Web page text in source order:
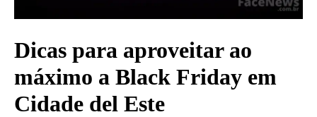
Dicas para aproveitar ao
máximo a Black Friday em
Cidade del Este